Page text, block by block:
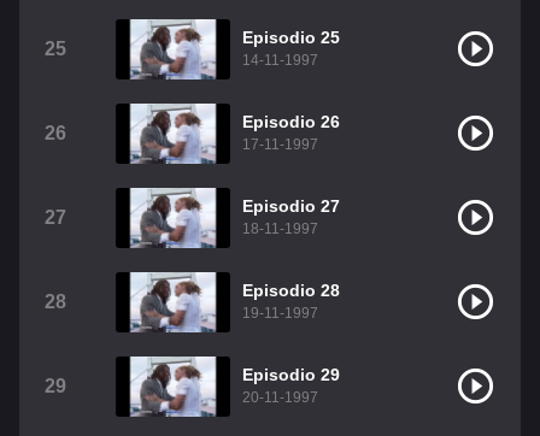
25
Episodio 25
14-11-1997
26
Episodio 26
17-11-1997
27
Episodio 27
18-11-1997
28
Episodio 28
19-11-1997
29
Episodio 29
20-11-1997